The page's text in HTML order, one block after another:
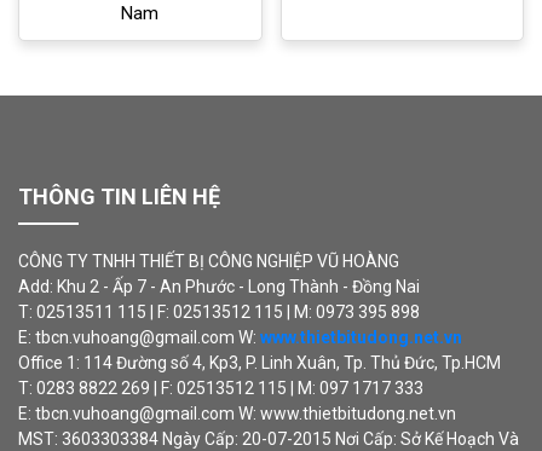
Nam
THÔNG TIN LIÊN HỆ
CÔNG TY TNHH THIẾT BỊ CÔNG NGHIỆP VŨ HOÀNG
Add: Khu 2 - Ấp 7 - An Phước - Long Thành - Đồng Nai
T: 02513511 115 | F: 02513512 115 | M: 0973 395 898
E: tbcn.vuhoang@gmail.com W: www.thietbitudong.net.vn
Office 1: 114 Đường số 4, Kp3, P. Linh Xuân, Tp. Thủ Đức, Tp.HCM
T: 0283 8822 269 | F: 02513512 115 | M: 097 1717 333
E: tbcn.vuhoang@gmail.com W: www.thietbitudong.net.vn
MST: 3603303384 Ngày Cấp: 20-07-2015 Nơi Cấp: Sở Kế Hoạch Và